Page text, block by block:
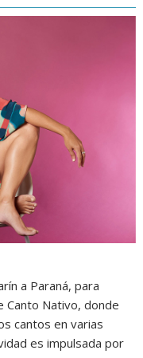
a Paraná, para
Canto Nativo, donde
cantos en varias
es impulsada por